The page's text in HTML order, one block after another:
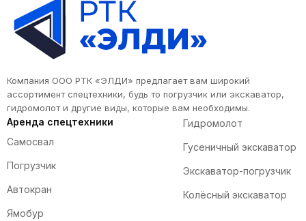
Компания ООО РТК «ЭЛДИ» предлагает вам широкий
ассортимент спецтехники, будь то погрузчик или экскаватор,
гидромолот и другие виды, которые вам необходимы.
Аренда спецтехники
Самосвал
Погрузчик
Автокран
Ямобур
Гидромолот
Гусеничный экскаватор
Экскаватор-погрузчик
Колёсный экскаватор